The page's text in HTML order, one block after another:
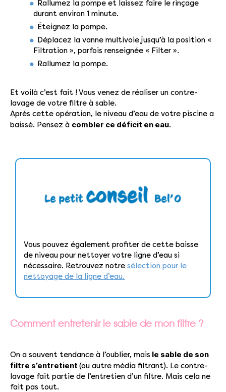
Rallumez la pompe et laissez faire le rinçage
durant environ 1 minute.
Éteignez la pompe.
Déplacez la vanne multivoie jusqu’à la position «
Filtration », parfois renseignée « Filter ».
Rallumez la pompe.
Et voilà c’est fait ! Vous venez de réaliser un contre-
lavage de votre filtre à sable.
Après cette opération, le niveau d’eau de votre piscine a
baissé. Pensez à combler ce déficit en eau.
Vous pouvez également profiter de cette baisse
de niveau pour nettoyer votre ligne d’eau si
nécessaire. Retrouvez notre sélection pour le
nettoyage de la ligne d’eau.
Comment entretenir le sable de mon filtre ?
On a souvent tendance à l’oublier, mais le sable de son
filtre s’entretient (ou autre média filtrant). Le contre-
lavage fait partie de l’entretien d’un filtre. Mais cela ne
fait pas tout.